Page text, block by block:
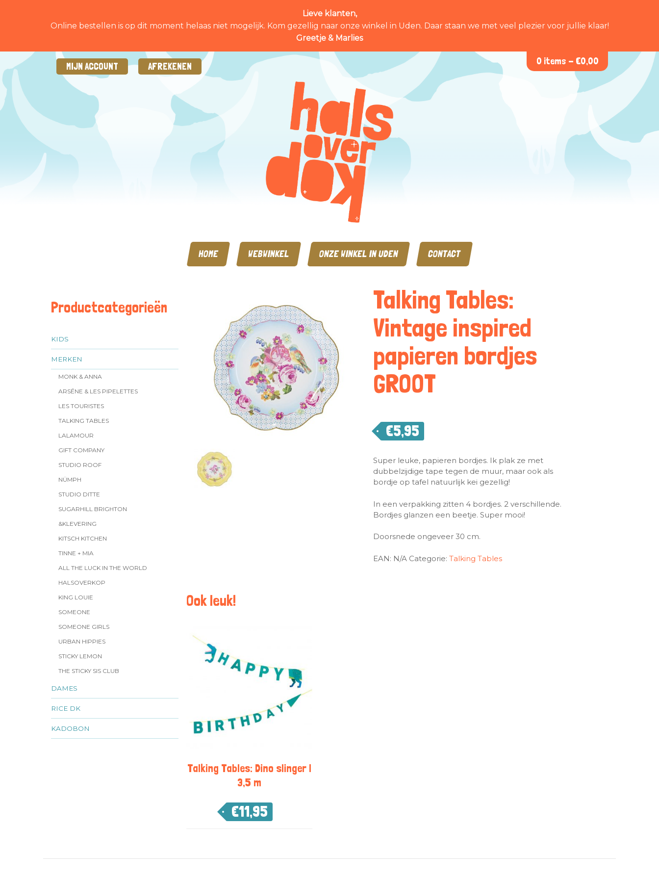
Lieve klanten,
Online bestellen is op dit moment helaas niet mogelijk. Kom gezellig naar onze winkel in Uden. Daar staan we met veel plezier voor jullie klaar!
Greetje & Marlies
MIJN ACCOUNT AFREKENEN 0 items - €0,00
HOME WEBWINKEL ONZE WINKEL IN UDEN CONTACT
Productcategorieën
KIDS
MERKEN
MONK & ANNA
ARSĒNE & LES PIPELETTES
LES TOURISTES
TALKING TABLES
LALAMOUR
GIFT COMPANY
STUDIO ROOF
NÜMPH
STUDIO DITTE
SUGARHILL BRIGHTON
&KLEVERING
KITSCH KITCHEN
TINNE + MIA
ALL THE LUCK IN THE WORLD
HALSOVERKOP
KING LOUIE
SOMEONE
SOMEONE GIRLS
URBAN HIPPIES
STICKY LEMON
THE STICKY SIS CLUB
DAMES
RICE DK
KADOBON
Talking Tables:
Vintage inspired
papieren bordjes
GROOT
€5,95
Super leuke, papieren bordjes. Ik plak ze met
dubbelzijdige tape tegen de muur, maar ook als
bordje op tafel natuurlijk kei gezellig!
In een verpakking zitten 4 bordjes. 2 verschillende.
Bordjes glanzen een beetje. Super mooi!
Doorsnede ongeveer 30 cm.
EAN: N/A Categorie: Talking Tables
Ook leuk!
Talking Tables: Dino slinger |
3,5 m
€11,95